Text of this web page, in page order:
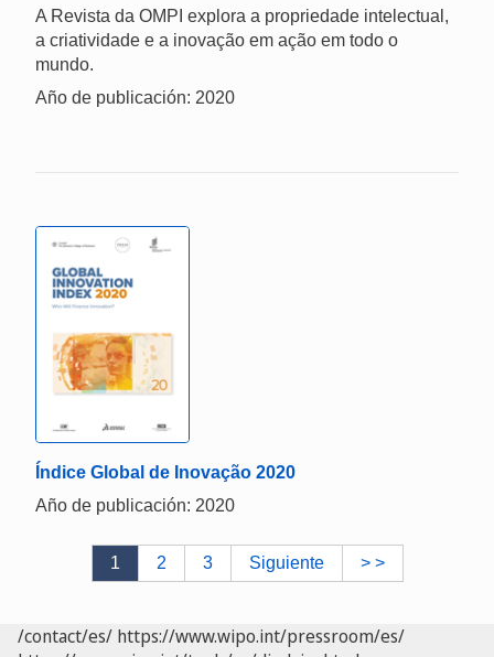
A Revista da OMPI explora a propriedade intelectual,
a criatividade e a inovação em ação em todo o
mundo.
Año de publicación: 2020
Índice Global de Inovação 2020
Año de publicación: 2020
1 2 3 Siguiente > >
/contact/es/ https://www.wipo.int/pressroom/es/